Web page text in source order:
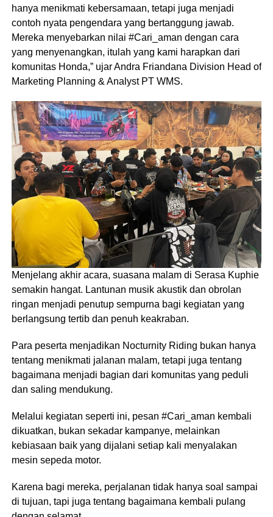
hanya menikmati kebersamaan, tetapi juga menjadi
contoh nyata pengendara yang bertanggung jawab.
Mereka menyebarkan nilai #Cari_aman dengan cara
yang menyenangkan, itulah yang kami harapkan dari
komunitas Honda,” ujar Andra Friandana Division Head of
Marketing Planning & Analyst PT WMS.
Menjelang akhir acara, suasana malam di Serasa Kuphie
semakin hangat. Lantunan musik akustik dan obrolan
ringan menjadi penutup sempurna bagi kegiatan yang
berlangsung tertib dan penuh keakraban.
Para peserta menjadikan Nocturnity Riding bukan hanya
tentang menikmati jalanan malam, tetapi juga tentang
bagaimana menjadi bagian dari komunitas yang peduli
dan saling mendukung.
Melalui kegiatan seperti ini, pesan #Cari_aman kembali
dikuatkan, bukan sekadar kampanye, melainkan
kebiasaan baik yang dijalani setiap kali menyalakan
mesin sepeda motor.
Karena bagi mereka, perjalanan tidak hanya soal sampai
di tujuan, tapi juga tentang bagaimana kembali pulang